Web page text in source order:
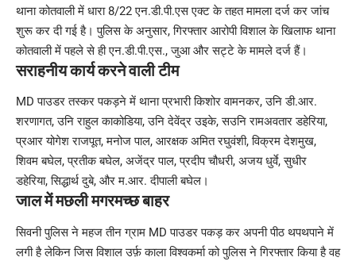
थाना कोतवाली में धारा 8/22 एन.डी.पी.एस एक्ट के तहत मामला दर्ज कर जांच
शुरू कर दी गई है। पुलिस के अनुसार, गिरफ्तार आरोपी विशाल के खिलाफ थाना
कोतवाली में पहले से ही एन.डी.पी.एस., जुआ और सट्टे के मामले दर्ज हैं।
सराहनीय कार्य करने वाली टीम
MD पाउडर तस्कर पकड़ने में थाना प्रभारी किशोर वामनकर, उनि डी.आर.
शरणागत, उनि राहुल काकोडिया, उनि देवेंद्र उइके, सउनि रामअवतार डहेरिया,
प्रआर योगेश राजपूत, मनोज पाल, आरक्षक अमित रघुवंशी, विक्रम देशमुख,
शिवम बघेल, प्रतीक बघेल, अजेंद्र पाल, प्रदीप चौधरी, अजय धुर्वे, सुधीर
डहेरिया, सिद्धार्थ दुबे, और म.आर. दीपाली बघेल।
जाल में मछली मगरमच्छ बाहर
सिवनी पुलिस ने महज तीन ग्राम MD पाउडर पकड़ कर अपनी पीठ थपथपाने में
लगी है लेकिन जिस विशाल उर्फ़ काला विश्वकर्मा को पुलिस ने गिरफ्तार किया है वह